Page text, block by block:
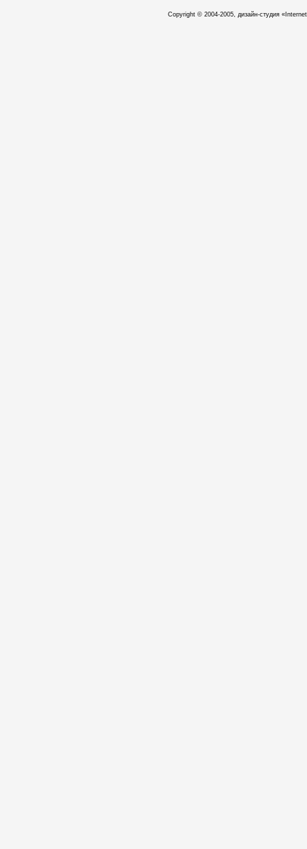
Copyright © 2004-2005, дизайн-студия